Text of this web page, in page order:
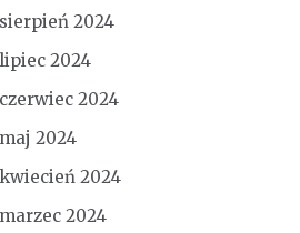
sierpień 2024
lipiec 2024
czerwiec 2024
maj 2024
kwiecień 2024
marzec 2024